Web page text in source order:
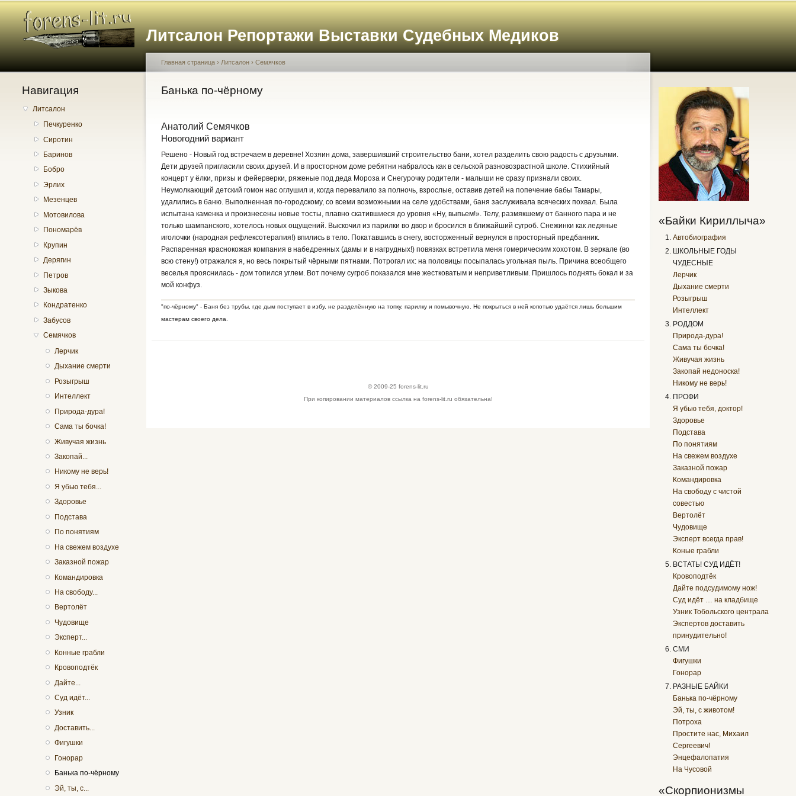
Литсалон Репортажи Выставки Судебных Медиков
Навигация
Литсалон
Печкуренко
Сиротин
Баринов
Бобро
Эрлих
Мезенцев
Мотовилова
Пономарёв
Крупин
Дерягин
Петров
Зыкова
Кондратенко
Забусов
Семячков
Лерчик
Дыхание смерти
Розыгрыш
Интеллект
Природа-дура!
Сама ты бочка!
Живучая жизнь
Закопай...
Никому не верь!
Я убью тебя...
Здоровье
Подстава
По понятиям
На свежем воздухе
Заказной пожар
Командировка
На свободу...
Вертолёт
Чудовище
Эксперт...
Конные грабли
Кровоподтёк
Дайте...
Суд идёт...
Узник
Доставить...
Фигушки
Гонорар
Банька по-чёрному
Эй, ты, с...
Вы здесь
Главная страница › Литсалон › Семячков
Банька по-чёрному
Анатолий Семячков
Новогодний вариант
Решено - Новый год встречаем в деревне! Хозяин дома, завершивший строительство бани, хотел разделить свою радость с друзьями.
Дети друзей пригласили своих друзей. И в просторном доме ребятни набралось как в сельской разновозрастной школе. Стихийный
концерт у ёлки, призы и фейерверки, ряженые под деда Мороза и Снегурочку родители - малыши не сразу признали своих.
Неумолкающий детский гомон нас оглушил и, когда перевалило за полночь, взрослые, оставив детей на попечение бабы Тамары,
удалились в баню. Выполненная по-городскому, со всеми возможными на селе удобствами, баня заслуживала всяческих похвал. Была
испытана каменка и произнесены новые тосты, плавно скатившиеся до уровня «Ну, выпьем!». Телу, размякшему от банного пара и не
только шампанского, хотелось новых ощущений. Выскочил из парилки во двор и бросился в ближайший сугроб. Снежинки как ледяные
иголочки (народная рефлексотерапия!) впились в тело. Покатавшись в снегу, восторженный вернулся в просторный предбанник.
Распаренная краснокожая компания в набедренных (дамы и в нагрудных!) повязках встретила меня гомерическим хохотом. В зеркале (во
всю стену!) отражался я, но весь покрытый чёрными пятнами. Потрогал их: на половицы посыпалась угольная пыль. Причина всеобщего
веселья прояснилась - дом топился углем. Вот почему сугроб показался мне жестковатым и неприветливым. Пришлось поднять бокал и за
мой конфуз.
"по-чёрному" - Баня без трубы, где дым поступает в избу, не разделённую на топку, парилку и помывочную. Не покрыться в ней копотью удаётся лишь большим
мастерам своего дела.
© 2009-25 forens-lit.ru
При копировании материалов ссылка на forens-lit.ru обязательна!
«Байки Кириллыча»
Автобиография
ШКОЛЬНЫЕ ГОДЫ
ЧУДЕСНЫЕ
Лерчик
Дыхание смерти
Розыгрыш
Интеллект
РОДДОМ
Природа-дура!
Сама ты бочка!
Живучая жизнь
Закопай недоноска!
Никому не верь!
ПРОФИ
Я убью тебя, доктор!
Здоровье
Подстава
По понятиям
На свежем воздухе
Заказной пожар
Командировка
На свободу с чистой
совестью
Вертолёт
Чудовище
Эксперт всегда прав!
Коные грабли
ВСТАТЬ! СУД ИДЁТ!
Кровоподтёк
Дайте подсудимому нож!
Суд идёт … на кладбище
Узник Тобольского централа
Экспертов доставить
принудительно!
СМИ
Фигушки
Гонорар
РАЗНЫЕ БАЙКИ
Банька по-чёрному
Эй, ты, с животом!
Потроха
Простите нас, Михаил
Сергеевич!
Энцефалопатия
На Чусовой
«Скорпионизмы